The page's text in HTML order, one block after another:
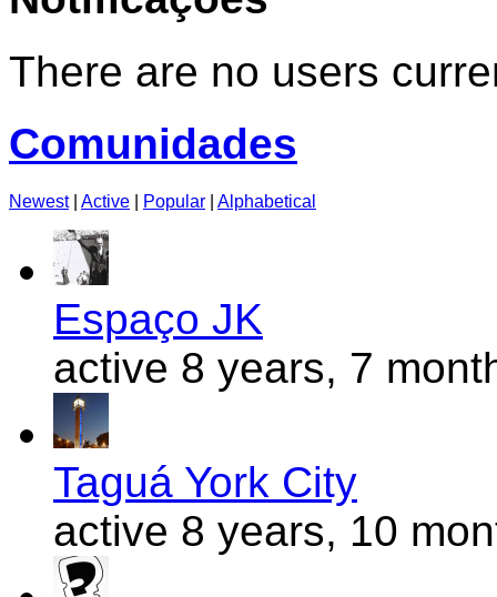
There are no users
Comunidades
Newest Active Popular Alphabetical
Espaço JK
active 8 years, 7
Taguá York City
active 8 years, 10